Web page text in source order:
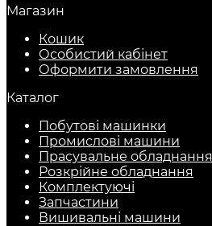
Магазин
Кошик
Особистий кабінет
Оформити замовлення
Каталог
Побутові машинки
Промислові машини
Прасувальне обладнання
Розкрійне обладнання
Комплектуючі
Запчастини
Вишивальні машини